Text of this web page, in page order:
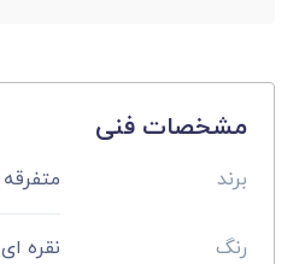
مشخصات فنی
برند متفرقه
رنگ نقره ای